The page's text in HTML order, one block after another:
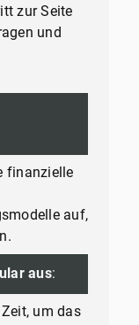
zur Seite
und
finanzielle
auf,
aus:
um das